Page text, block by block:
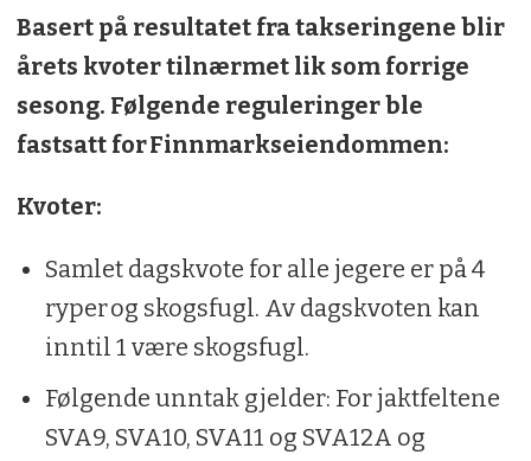
Basert på resultatet fra takseringene blir
årets kvoter tilnærmet lik som forrige
sesong. Følgende reguleringer ble
fastsatt for Finnmarkseiendommen:
Kvoter:
Samlet dagskvote for alle jegere er på 4
ryper og skogsfugl. Av dagskvoten kan
inntil 1 være skogsfugl.
Følgende unntak gjelder: For jaktfeltene
SVA9, SVA10, SVA11 og SVA12A og